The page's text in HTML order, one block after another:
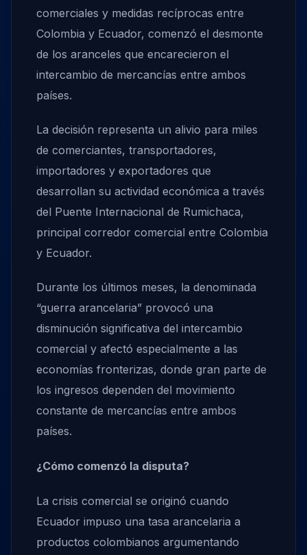
comerciales y medidas recíprocas entre
Colombia y Ecuador, comenzó el desmonte
de los aranceles que encarecieron el
intercambio de mercancías entre ambos
países.
La decisión representa un alivio para miles
de comerciantes, transportadores,
importadores y exportadores que
desarrollan su actividad económica a través
del Puente Internacional de Rumichaca,
principal corredor comercial entre Colombia
y Ecuador.
Durante los últimos meses, la denominada
“guerra arancelaria” provocó una
disminución significativa del intercambio
comercial y afectó especialmente a las
economías fronterizas, donde gran parte de
los ingresos dependen del movimiento
constante de mercancías entre ambos
países.
¿Cómo comenzó la disputa?
La crisis comercial se originó cuando
Ecuador impuso una tasa arancelaria a
productos colombianos argumentando